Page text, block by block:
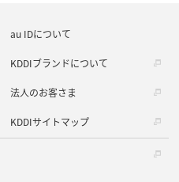
au IDについて
KDDIブランドについて
法人のお客さま
KDDIサイトマップ